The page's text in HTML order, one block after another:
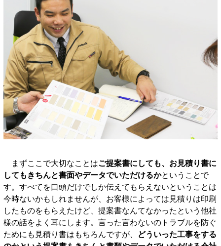
まずここで大切なことはご提案書にしても、お見積り書に
してもきちんと書面やデータでいただけるかということで
す。すべてを口頭だけでしか伝えてもらえないということは
今時ないかもしれませんが、お客様によっては見積りは印刷
したものをもらえたけど、提案書なんてなかったという他社
様の話をよく耳にします。言った言わないのトラブルを防ぐ
ためにも見積り書はもちろんですが、
どういった工事をする